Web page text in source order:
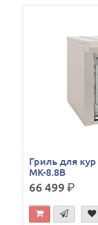
Гриль для
МК-8.8В
66 499р.